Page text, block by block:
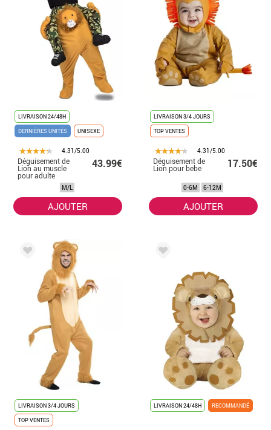
LIVRAISON 24/48H
DERNIÈRES UNITÉS
UNISEXE
4.31/5.00
Déguisement de
Lion au muscle
pour adulte
43.99€
M/L
AJOUTER
LIVRAISON 3/4 JOURS
TOP VENTES
4.31/5.00
Déguisement de
Lion pour bebe 17.50€
0-6M 6-12M
AJOUTER
LIVRAISON 3/4 JOURS
TOP VENTES
LIVRAISON 24/48H RECOMMANDÉ